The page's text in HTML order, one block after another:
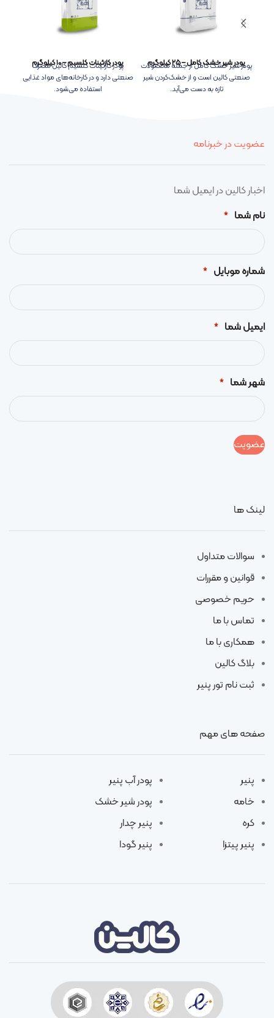
پودر شیر خشک کامل – ۲۵ کیلوگرم
پودر شیر خشک کامل از جمله محصولات
صنعتی کالین است و از خشک‌کردن شیر
تازه به دست می‌آید.
پودر کازئینات کلسیم – ۱۰ کیلوگرم
پودر کازئینات کلسیم کالین مصرف
صنعتی دارد و در کارخانه‌های مواد غذایی
استفاده می‌شود.
عضویت در خبرنامه
اخبار کالین در ایمیل شما
نام شما
*
شماره موبایل *
ایمیل شما *
شهر شما *
لینک ها
سوالات متداول
قوانین و مقررات
حریم خصوصی
تماس با ما
همکاری با ما
بلاگ کالین
ثبت نام تور پنیر
صفحه های مهم
پنیر
خامه
کره
پنیر پیتزا
پودر آب پنیر
پودر شیر خشک
پنیر چدار
پنیر گودا